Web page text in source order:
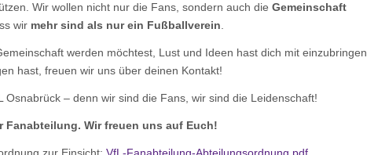
Wir wollen nicht nur die Fans, sondern auch die Gemeinschaft
wir mehr sind als nur ein Fußballverein
werden möchtest, Lust und Ideen hast dich mit einzubringen
hast, freuen wir uns über deinen Kontakt!
Osnabrück – denn wir sind die Fans, wir sind die Leidenschaft!
Fanabteilung. Wir freuen uns auf Euch!